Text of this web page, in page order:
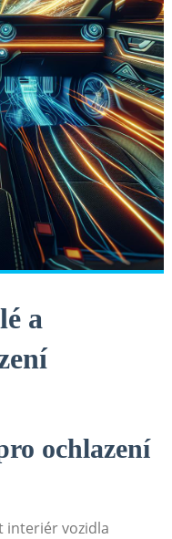
a
​ochlazení
vozidla